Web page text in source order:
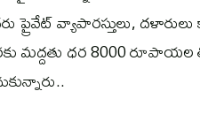
వ్యాపారస్తులు,
మద్దతు ధర 8000